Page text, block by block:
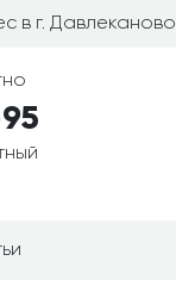
в г. Давлеканово